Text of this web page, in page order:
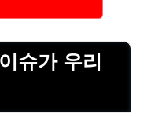
슈가 우리